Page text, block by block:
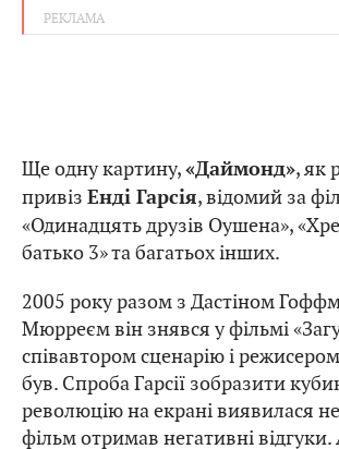
Ще одну картину,«Даймонд», як
привіз Енді Гарсія, відомий за
«Одинадцять друзів Оушена»,
батько 3» та багатьох інших.
2005 року разом з Дастіном
Мюрреєм він знявся у фільмі
співавтором сценарію і
був. Спроба Гарсії зобразити
революцію на екрані виявилася
фільм отримав негативні